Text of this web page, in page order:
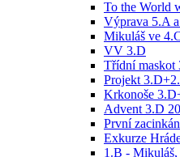
To the World
Výprava 5.A
Mikuláš ve
VV 3.D
Třídní maskot
Projekt
Krkonoše
Advent 3.D
První
Exkurze
1.B - Mikuláš,